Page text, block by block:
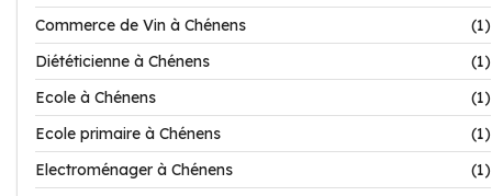
Commerce de Vin à Chénens
(1)
Diététicienne à Chénens
(1)
Ecole à Chénens
(1)
Ecole primaire à Chénens
(1)
Electroménager à Chénens
(1)